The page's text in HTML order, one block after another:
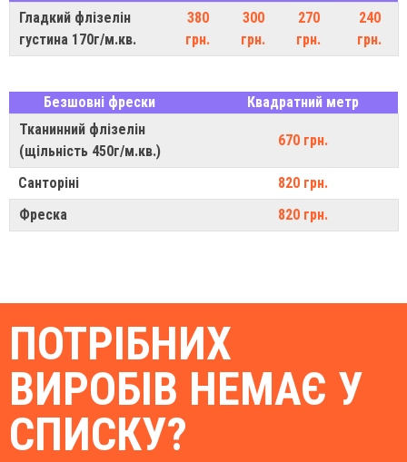
Гладкий флізелін
густина 170г/м.кв.
380
грн.
300
грн.
270
грн.
240
грн.
Безшовні фрески
Квадратний метр
Тканинний флізелін
(щільність 450г/м.кв.)
670 грн.
Санторіні
820 грн.
Фреска
820 грн.
ПОТРІБНИХ
ВИРОБІВ НЕМАЄ У
СПИСКУ?